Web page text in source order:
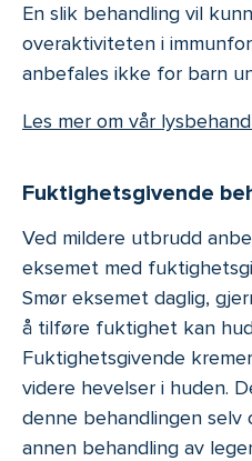
En slik behandling vil
overaktiviteten i
anbefales ikke for barn
Les mer om vår
Fuktighetsgivende
Ved mildere utbrudd
eksemet med
Smør eksemet daglig,
å tilføre fuktighet kan
Fuktighetsgivende
videre hevelser i huden.
denne behandlingen
annen behandling av